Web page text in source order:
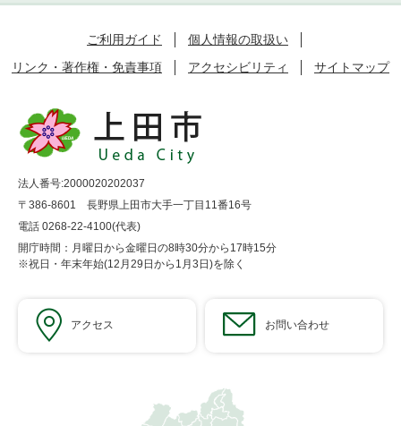
ご利用ガイド
個人情報の取扱い
リンク・著作権・免責事項
アクセシビリティ サイトマップ
法人番号:2000020202037
〒386-8601 長野県上田市大手一丁目11番16号
電話 0268-22-4100(代表)
開庁時間：月曜日から金曜日の8時30分から17時15分
※祝日・年末年始(12月29日から1月3日)を除く
アクセス お問い合わせ